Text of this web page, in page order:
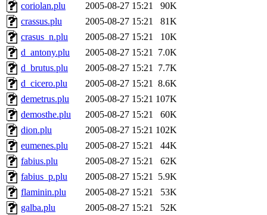
coriolan.plu
2005-08-27 15:21
90K
crassus.plu
2005-08-27 15:21
81K
crasus_n.plu
2005-08-27 15:21
10K
d_antony.plu
2005-08-27 15:21 7.0K
d_brutus.plu
2005-08-27 15:21 7.7K
d_cicero.plu
2005-08-27 15:21 8.6K
demetrus.plu
2005-08-27 15:21 107K
demosthe.plu
2005-08-27 15:21
60K
dion.plu
2005-08-27 15:21 102K
eumenes.plu
2005-08-27 15:21
44K
fabius.plu
2005-08-27 15:21
62K
fabius_p.plu
2005-08-27 15:21 5.9K
flaminin.plu
2005-08-27 15:21
53K
galba.plu
2005-08-27 15:21
52K